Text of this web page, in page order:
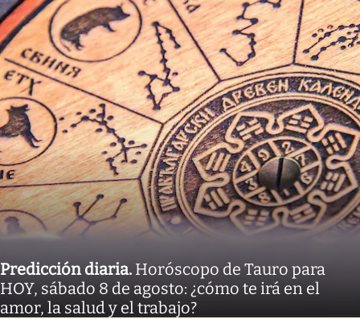
Predicción diaria. Horóscopo de Tauro para
HOY, sábado 8 de agosto: ¿cómo te irá en el
amor, la salud y el trabajo?